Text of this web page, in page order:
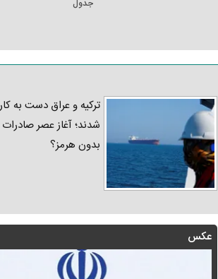
جدول
ترکیه و عراق دست به
شدند؛ آغاز عصر
بدون هرمز؟
عکس